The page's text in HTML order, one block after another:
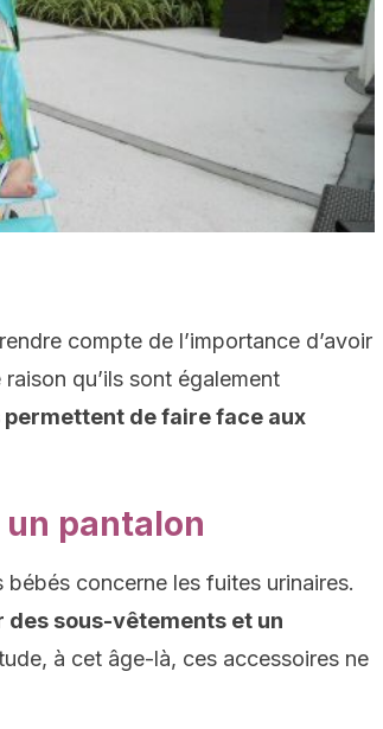
compte de l’importance d’avoir
qu’ils sont également
permettent de faire face aux
pantalon
concerne les fuites urinaires.
sous-vêtements et un
à cet âge-là, ces accessoires ne